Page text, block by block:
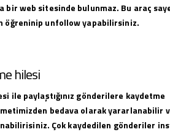
bir web sitesinde bulunmaz. Bu araç
öğreninip unfollow yapabilirsiniz.
hilesi
ile paylaştığınız gönderilere kaydetme
bedava olarak yararlanabilir
Çok kaydedilen gönderiler